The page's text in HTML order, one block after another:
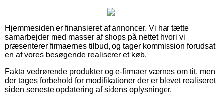
Hjemmesiden er finansieret af annoncer. Vi har tætte
samarbejder med masser af shops på nettet hvori vi
præsenterer firmaernes tilbud, og tager kommission forudsat
en af vores besøgende realiserer et køb.
Fakta vedrørende produkter og e-firmaer værnes om tit, men
der tages forbehold for modifikationer der er blevet realiseret
siden seneste opdatering af sidens oplysninger.